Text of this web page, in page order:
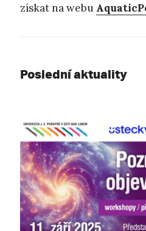
získat na webu
Poslední aktuality